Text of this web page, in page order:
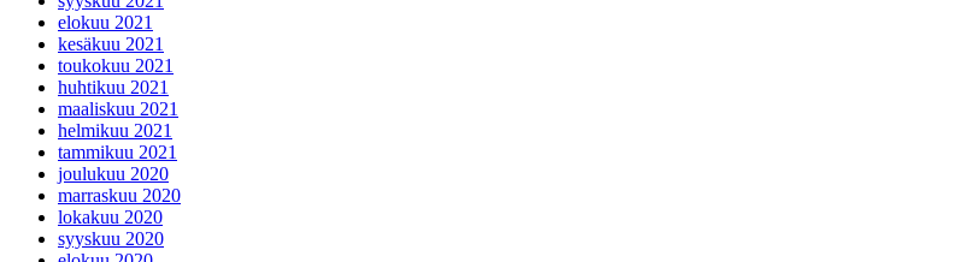
elokuu 2021
kesäkuu 2021
toukokuu 2021
huhtikuu 2021
maaliskuu 2021
helmikuu 2021
tammikuu 2021
joulukuu 2020
marraskuu 2020
lokakuu 2020
syyskuu 2020